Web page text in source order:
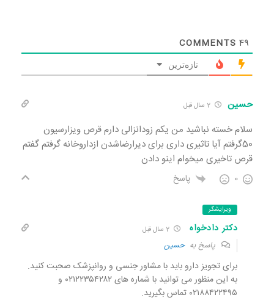
49
COMMENTS
تازه‌ترین
حسین 2 سال قبل
سلام خسته نباشید من یکم زودانزالی دارم قرص ویزارسیون
50گرفتم آیا تاثیری داری برای دیرارضاشدن ازداروخانه گرفتم گفتم
قرص تاخیری میخوام اینو دادن
0 پاسخ
ویرایشگر
دکتر دادخواه
پاسخ بهحسین
برای تجویز دارو باید با مشاور جنسی و روانپزشک صحبت کنید.
به این منظور می توانید با شماره های ۰۲۱۲۲۳۵۴۲۸۲ و
۰۲۱۸۸۴۲۲۴۹۵ تماس بگیرید.